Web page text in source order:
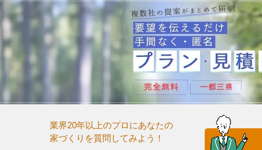
業界20年以上のプロにあなたの
家づくりを質問してみよう！